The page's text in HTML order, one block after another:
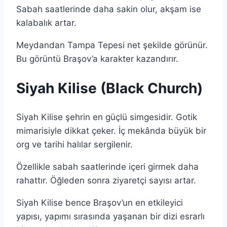
Sabah saatlerinde daha sakin olur, akşam ise
kalabalık artar.
Meydandan Tampa Tepesi net şekilde görünür.
Bu görüntü Braşov’a karakter kazandırır.
Siyah Kilise (Black Church)
Siyah Kilise şehrin en güçlü simgesidir. Gotik
mimarisiyle dikkat çeker. İç mekânda büyük bir
org ve tarihi halılar sergilenir.
Özellikle sabah saatlerinde içeri girmek daha
rahattır. Öğleden sonra ziyaretçi sayısı artar.
Siyah Kilise bence Braşov’un en etkileyici
yapısı, yapımı sırasında yaşanan bir dizi esrarlı